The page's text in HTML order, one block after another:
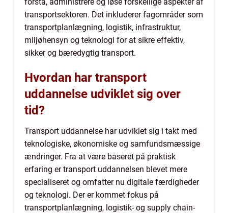
transportsektoren. Det inkluderer fagområder som
transportplanlægning, logistik, infrastruktur,
miljøhensyn og teknologi for at sikre effektiv,
sikker og bæredygtig transport.
Hvordan har transport
uddannelse udviklet sig over
tid?
Transport uddannelse har udviklet sig i takt med
teknologiske, økonomiske og samfundsmæssige
ændringer. Fra at være baseret på praktisk
erfaring er transport uddannelsen blevet mere
specialiseret og omfatter nu digitale færdigheder
og teknologi. Der er kommet fokus på
transportplanlægning, logistik- og supply chain-